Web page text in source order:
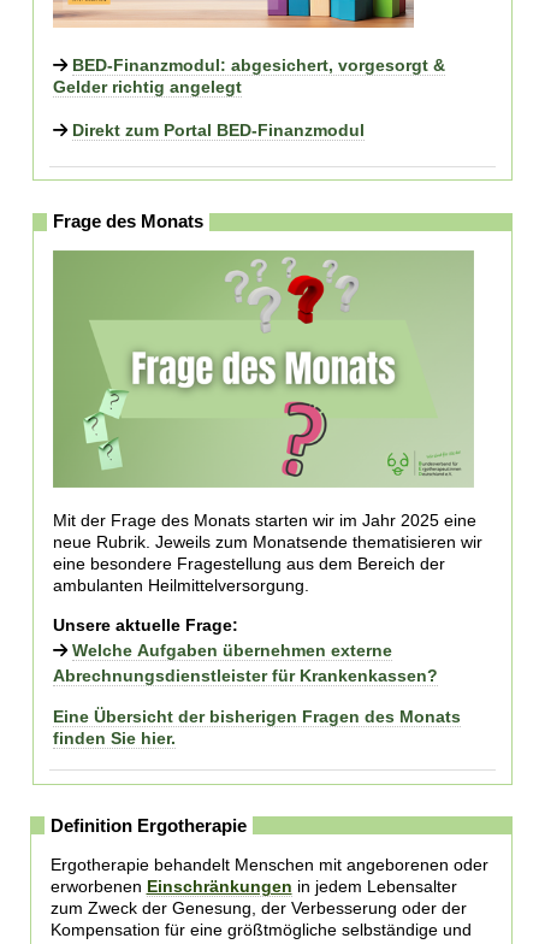
BED-Finanzmodul: abgesichert, vorgesorgt &
Gelder richtig angelegt
Direkt zum Portal BED-Finanzmodul
Frage des Monats
Mit der Frage des Monats starten wir im Jahr 2025 eine
neue Rubrik. Jeweils zum Monatsende thematisieren wir
eine besondere Fragestellung aus dem Bereich der
ambulanten Heilmittelversorgung.
Unsere aktuelle Frage:
Welche Aufgaben übernehmen externe
Abrechnungsdienstleister für Krankenkassen?
Eine Übersicht der bisherigen Fragen des Monats
finden Sie hier.
Definition Ergotherapie
Ergotherapie behandelt Menschen mit angeborenen oder
erworbenen Einschränkungen in jedem Lebensalter
zum Zweck der Genesung, der Verbesserung oder der
Kompensation für eine größtmögliche selbständige und